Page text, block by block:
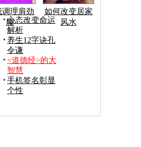
调理肩劲
腰
如何改变居家
风水
心态改变命运
解析
养生12字诀孔
令谦
<道德经>的大
智慧
手机签名彰显
个性